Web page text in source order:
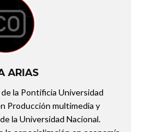
ARIAS
la Pontificia Universidad
Producción multimedia y
la Universidad Nacional.